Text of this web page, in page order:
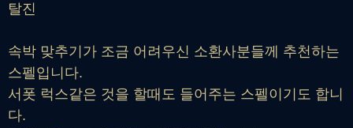
탈진
속박 맞추기가 조금 어려우신 소환사분들께 추천하는
스펠입니다.
서폿 럭스같은 것을 할때도 들어주는 스펠이기도 합니
다.